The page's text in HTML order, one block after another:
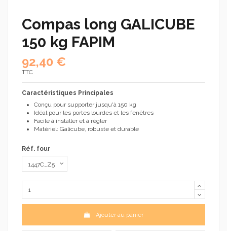
Compas long GALICUBE
150 kg FAPIM
92,40 €
TTC
Caractéristiques Principales
Conçu pour supporter jusqu'à 150 kg
Idéal pour les portes lourdes et les fenêtres
Facile à installer et à régler
Matériel: Galicube, robuste et durable
Réf. four
Ajouter au panier